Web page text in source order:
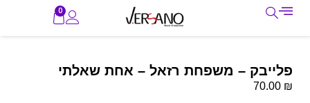
0
פלייבק – משפחת רזאל – אחת שאלתי
70.00 ₪